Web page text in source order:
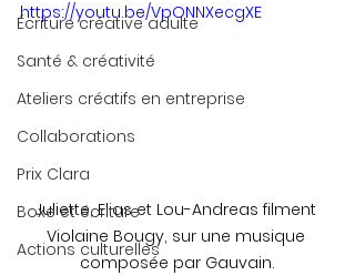
Écriture créative adulte
Santé & créativité
Ateliers créatifs en entreprise
Collaborations
Prix Clara
Boxe et écriture
Actions culturelles
https://youtu.be/VpONNXecgXE
Juliette, Elias et Lou-Andreas filment
Violaine Bougy, sur une musique
composée par Gauvain.